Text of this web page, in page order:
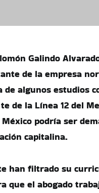
Galindo
de la empresa
de algunos estudios
de la Línea 12 del
México podría ser
capitalina.
han filtrado su
que el abogado